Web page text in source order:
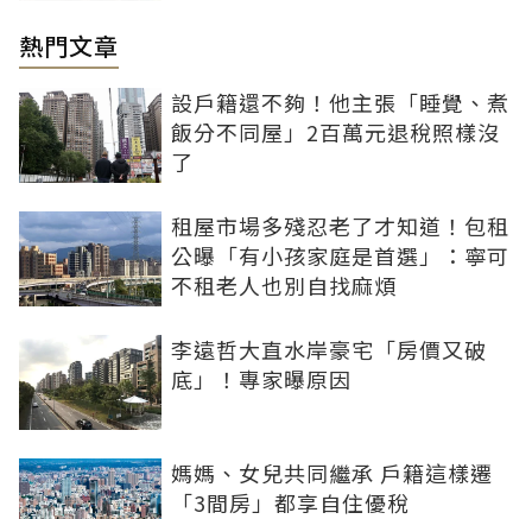
熱門文章
設戶籍還不夠！他主張「睡覺、煮
飯分不同屋」2百萬元退稅照樣沒
了
租屋市場多殘忍老了才知道！包租
公曝「有小孩家庭是首選」：寧可
不租老人也別自找麻煩
李遠哲大直水岸豪宅「房價又破
底」！專家曝原因
媽媽、女兒共同繼承 戶籍這樣遷
「3間房」都享自住優稅